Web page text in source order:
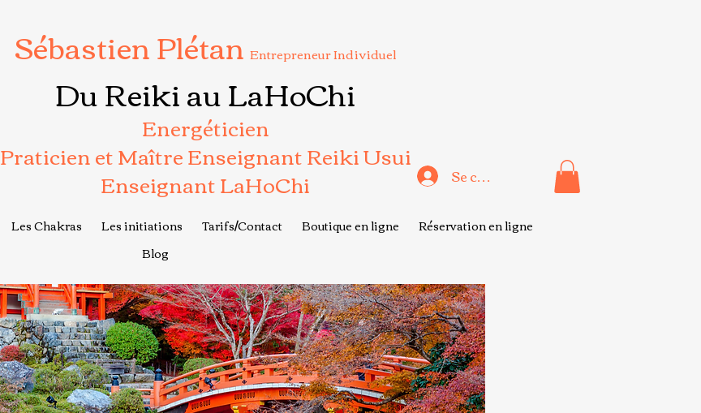
Sébastien Plétan Entrepreneur Individuel
Du Reiki au LaHoChi
Energéticien
Praticien et Maître Enseignant Reiki Usui
Enseignant LaHoChi Se connecter
Les Chakras Les initiations Tarifs/Contact Boutique en ligne
Réservation en ligne
Blog